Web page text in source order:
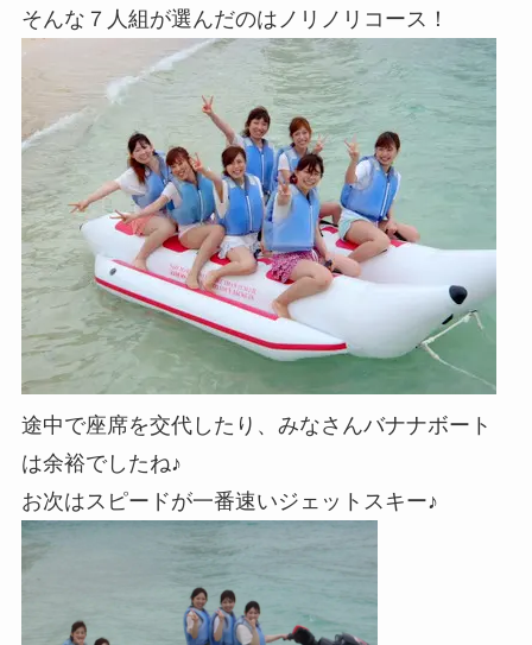
そんな７人組が選んだのはノリノリコース！
途中で座席を交代したり、みなさんバナナボート
は余裕でしたね♪
お次はスピードが一番速いジェットスキー♪